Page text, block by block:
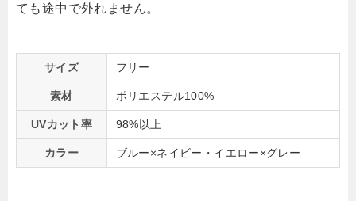
ても途中で外れません。
サイズ フリー
素材 ポリエステル100%
UVカット率 98%以上
カラー ブルー×ネイビー・イエロー×グレー